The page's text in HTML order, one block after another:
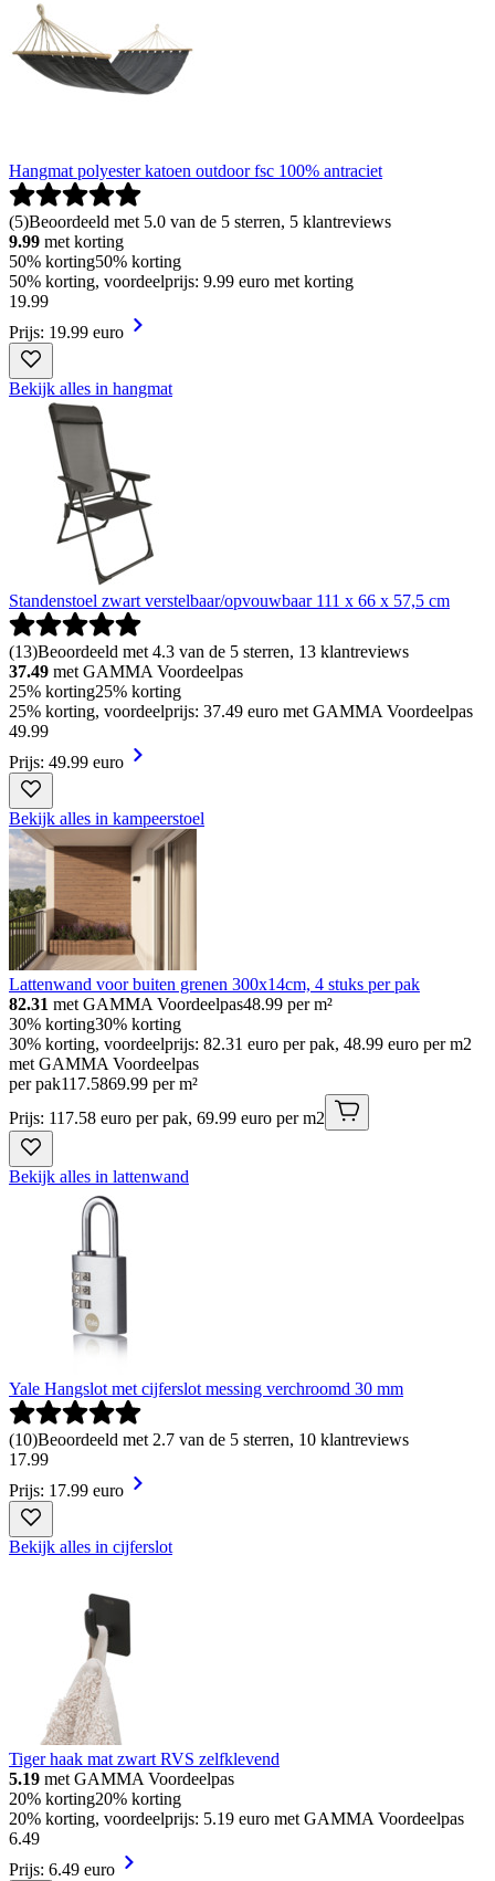
Hangmat polyester katoen outdoor fsc 100% antraciet
(5)Beoordeeld met 5.0 van de 5 sterren, 5 klantreviews
9.99 met korting
50% korting50% korting
50% korting, voordeelprijs: 9.99 euro met korting
19.99
Prijs: 19.99 euro
Bekijk alles in hangmat
Standenstoel zwart verstelbaar/opvouwbaar 111 x 66 x 57,5 cm
(13)Beoordeeld met 4.3 van de 5 sterren, 13 klantreviews
37.49 met GAMMA Voordeelpas
25% korting25% korting
25% korting, voordeelprijs: 37.49 euro met GAMMA Voordeelpas
49.99
Prijs: 49.99 euro
Bekijk alles in kampeerstoel
Lattenwand voor buiten grenen 300x14cm, 4 stuks per pak
82.31 met GAMMA Voordeelpas48.99 per m²
30% korting30% korting
30% korting, voordeelprijs: 82.31 euro per pak, 48.99 euro per m2
met GAMMA Voordeelpas
per pak117.5869.99 per m²
Prijs: 117.58 euro per pak, 69.99 euro per m2
Bekijk alles in lattenwand
Yale Hangslot met cijferslot messing verchroomd 30 mm
(10)Beoordeeld met 2.7 van de 5 sterren, 10 klantreviews
17.99
Prijs: 17.99 euro
Bekijk alles in cijferslot
Tiger haak mat zwart RVS zelfklevend
5.19 met GAMMA Voordeelpas
20% korting20% korting
20% korting, voordeelprijs: 5.19 euro met GAMMA Voordeelpas
6.49
Prijs: 6.49 euro